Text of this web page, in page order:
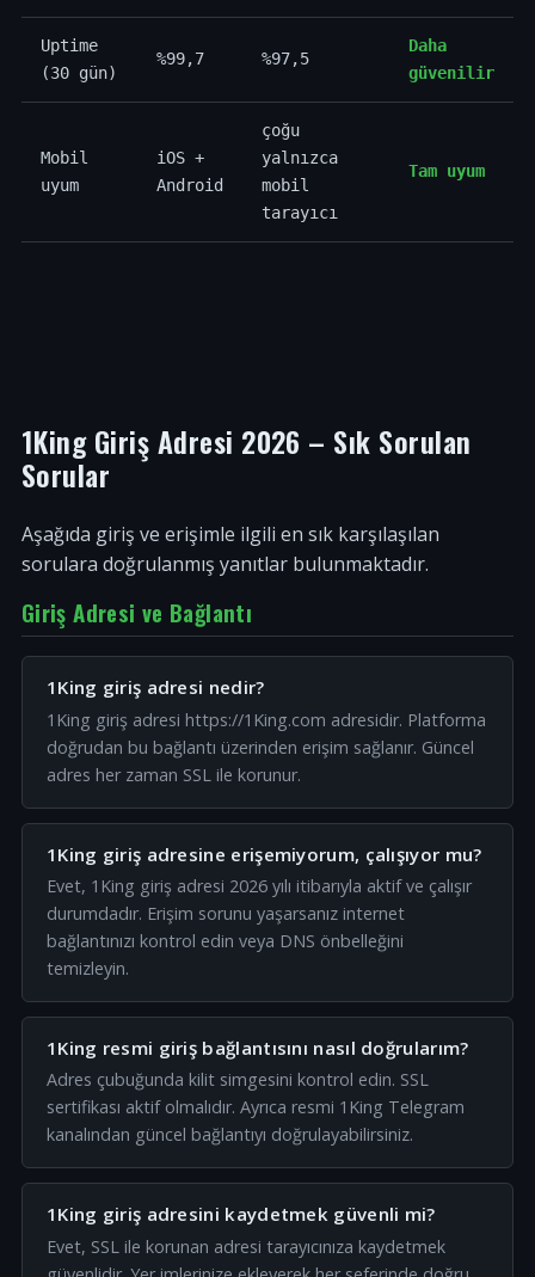
Uptime
(30 gün)
%99,7 %97,5
Daha
güvenilir
Mobil
uyum
iOS +
Android
çoğu
yalnızca
mobil
tarayıcı
Tam uyum
1King Giriş Adresi 2026 – Sık Sorulan
Sorular
Aşağıda giriş ve erişimle ilgili en sık karşılaşılan
sorulara doğrulanmış yanıtlar bulunmaktadır.
Giriş Adresi ve Bağlantı
1King giriş adresi nedir?
1King giriş adresi https://1King.com adresidir. Platforma
doğrudan bu bağlantı üzerinden erişim sağlanır. Güncel
adres her zaman SSL ile korunur.
1King giriş adresine erişemiyorum, çalışıyor mu?
Evet, 1King giriş adresi 2026 yılı itibarıyla aktif ve çalışır
durumdadır. Erişim sorunu yaşarsanız internet
bağlantınızı kontrol edin veya DNS önbelleğini
temizleyin.
1King resmi giriş bağlantısını nasıl doğrularım?
Adres çubuğunda kilit simgesini kontrol edin. SSL
sertifikası aktif olmalıdır. Ayrıca resmi 1King Telegram
kanalından güncel bağlantıyı doğrulayabilirsiniz.
1King giriş adresini kaydetmek güvenli mi?
Evet, SSL ile korunan adresi tarayıcınıza kaydetmek